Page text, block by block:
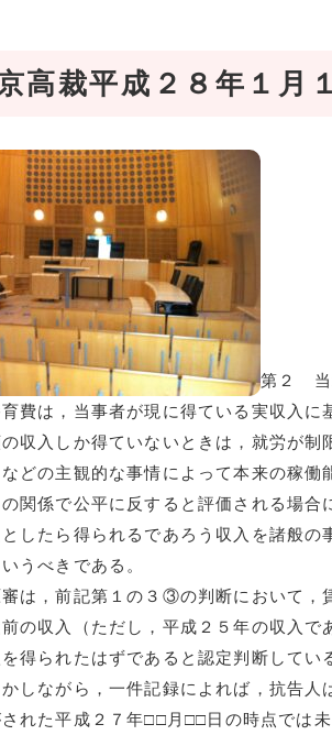
高裁平成２８年１月
第２ 当
は，当事者が現に得ている実収入に
の収入しか得ていないときは，就労が
どの主観的な事情によって本来の稼
関係で公平に反すると評価される場
したら得られるであろう収入を諸般
うべきである。
前記第１の３③の判断において，賃
の収入（ただし，平成２５年の収入
得られたはずであると認定判断してい
がら，一件記録によれば，抗告人は
れた平成２７年□□月□□日の時点では